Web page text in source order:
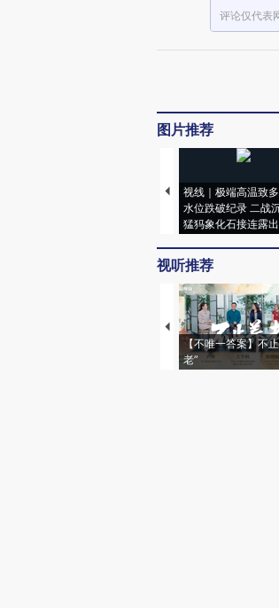
评论仅代表
图片推荐
视线｜极端高温致
水位跌破纪录 二战
猛犸象化石接连露出
视听推荐
【不唯一答案】不
老”